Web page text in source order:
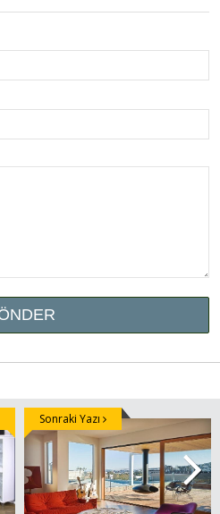
Sonraki Yazı